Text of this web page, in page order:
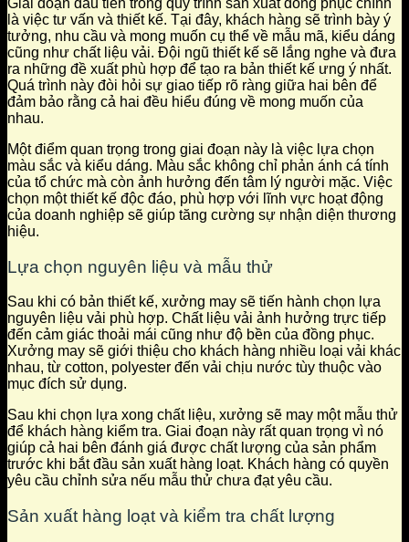
là việc tư vấn và thiết kế. Tại đây, khách hàng sẽ trình bày ý
tưởng, nhu cầu và mong muốn cụ thể về mẫu mã, kiểu dáng
cũng như chất liệu vải. Đội ngũ thiết kế sẽ lắng nghe và đưa
ra những đề xuất phù hợp để tạo ra bản thiết kế ưng ý nhất.
Quá trình này đòi hỏi sự giao tiếp rõ ràng giữa hai bên để
đảm bảo rằng cả hai đều hiểu đúng về mong muốn của
nhau.
Một điểm quan trọng trong giai đoạn này là việc lựa chọn
màu sắc và kiểu dáng. Màu sắc không chỉ phản ánh cá tính
của tổ chức mà còn ảnh hưởng đến tâm lý người mặc. Việc
chọn một thiết kế độc đáo, phù hợp với lĩnh vực hoạt động
của doanh nghiệp sẽ giúp tăng cường sự nhận diện thương
hiệu.
Lựa chọn nguyên liệu và mẫu thử
Sau khi có bản thiết kế, xưởng may sẽ tiến hành chọn lựa
nguyên liệu vải phù hợp. Chất liệu vải ảnh hưởng trực tiếp
đến cảm giác thoải mái cũng như độ bền của đồng phục.
Xưởng may sẽ giới thiệu cho khách hàng nhiều loại vải khác
nhau, từ cotton, polyester đến vải chịu nước tùy thuộc vào
mục đích sử dụng.
Sau khi chọn lựa xong chất liệu, xưởng sẽ may một mẫu thử
để khách hàng kiểm tra. Giai đoạn này rất quan trọng vì nó
giúp cả hai bên đánh giá được chất lượng của sản phẩm
trước khi bắt đầu sản xuất hàng loạt. Khách hàng có quyền
yêu cầu chỉnh sửa nếu mẫu thử chưa đạt yêu cầu.
Sản xuất hàng loạt và kiểm tra chất lượng